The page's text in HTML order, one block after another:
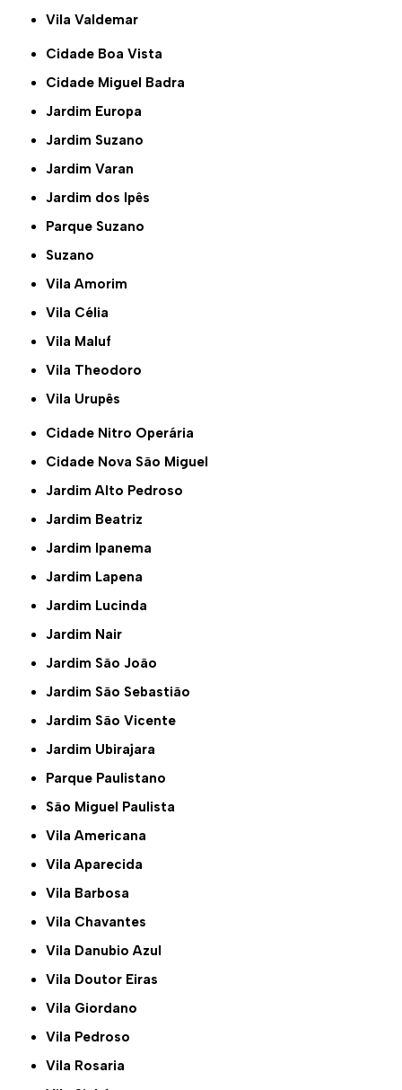
Vila Valdemar
Cidade Boa Vista
Cidade Miguel Badra
Jardim Europa
Jardim Suzano
Jardim Varan
Jardim dos Ipês
Parque Suzano
Suzano
Vila Amorim
Vila Célia
Vila Maluf
Vila Theodoro
Vila Urupês
Cidade Nitro Operária
Cidade Nova São Miguel
Jardim Alto Pedroso
Jardim Beatriz
Jardim Ipanema
Jardim Lapena
Jardim Lucinda
Jardim Nair
Jardim São João
Jardim São Sebastião
Jardim São Vicente
Jardim Ubirajara
Parque Paulistano
São Miguel Paulista
Vila Americana
Vila Aparecida
Vila Barbosa
Vila Chavantes
Vila Danubio Azul
Vila Doutor Eiras
Vila Giordano
Vila Pedroso
Vila Rosaria